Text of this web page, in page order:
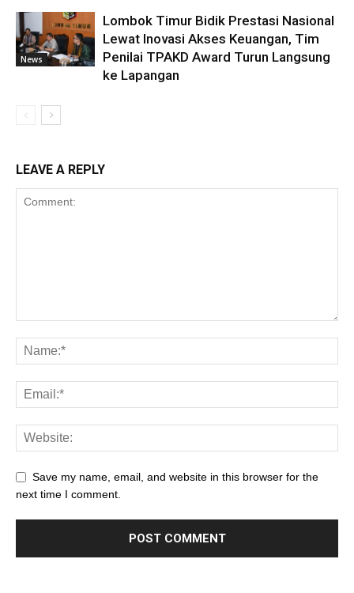
News
Lombok Timur Bidik Prestasi Nasional
Lewat Inovasi Akses Keuangan, Tim
Penilai TPAKD Award Turun Langsung
ke Lapangan
LEAVE A REPLY
Save my name, email, and website in this browser for the
next time I comment.